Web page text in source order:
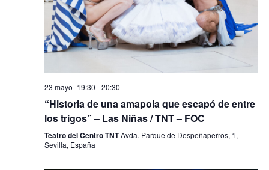
23 mayo -19:30 -20:30
“Historia de una amapola que escapó de entre
los trigos” – Las Niñas / TNT – FOC
Teatro del Centro TNTAvda. Parque de Despeñaperros, 1,
Sevilla, España